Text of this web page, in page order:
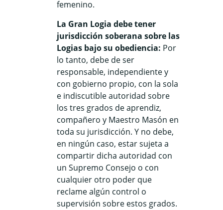
femenino.
La Gran Logia debe tener
jurisdicción soberana sobre las
Logias bajo su obediencia: Por
lo tanto, debe de ser
responsable, independiente y
con gobierno propio, con la sola
e indiscutible autoridad sobre
los tres grados de aprendiz,
compañero y Maestro Masón en
toda su jurisdicción. Y no debe,
en ningún caso, estar sujeta a
compartir dicha autoridad con
un Supremo Consejo o con
cualquier otro poder que
reclame algún control o
supervisión sobre estos grados.